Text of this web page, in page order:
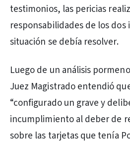
testimonios, las pericias
responsabilidades de los dos
situación se debía resolver.
Luego de un análisis
Juez Magistrado entendió
“configurado un grave y
incumplimiento al deber de
sobre las tarjetas que tenía